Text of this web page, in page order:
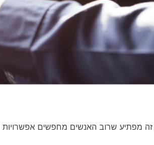
זה מפתיע שרוב האנשים מחפשים